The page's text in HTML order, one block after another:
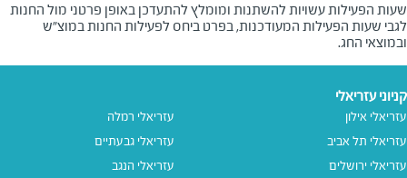
שעות הפעילות עשויות להשתנות ומומלץ להתעדכן באופן פרטני מול החנות
לגבי שעות הפעילות המעודכנות, בפרט ביחס לפעילות החנות במוצ"ש
ובמוצאי החג.
קניוני עזריאלי
עזריאלי אילון
עזריאלי תל אביב
עזריאלי ירושלים
עזריאלי רמלה
עזריאלי גבעתיים
עזריאלי הנגב